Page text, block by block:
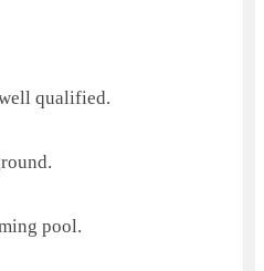
qualified.
pool.